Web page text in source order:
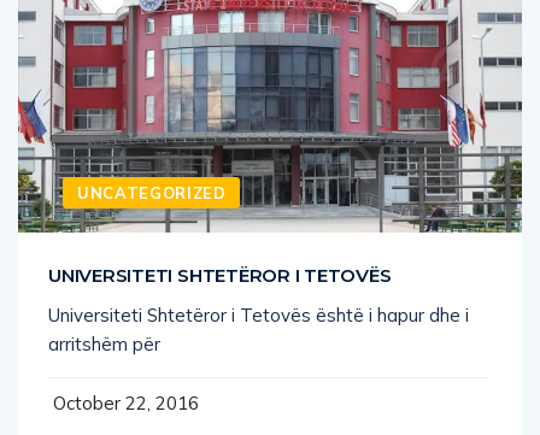
UNCATEGORIZED
UNIVERSITETI SHTETËROR I TETOVËS
Universiteti Shtetëror i Tetovës është i hapur dhe i
arritshëm për
October 22, 2016